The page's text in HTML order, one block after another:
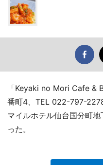
「Keyaki no Mori Cafe &
番町4、TEL 022-797-
マイルホテル仙台国分町
った。